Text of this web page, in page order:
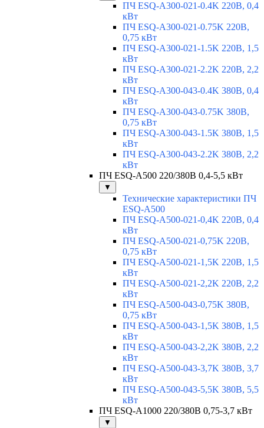
ПЧ ESQ-A300-021-0.4K 220В, 0,4
кВт
ПЧ ESQ-A300-021-0.75K 220В,
0,75 кВт
ПЧ ESQ-A300-021-1.5K 220В, 1,5
кВт
ПЧ ESQ-A300-021-2.2K 220В, 2,2
кВт
ПЧ ESQ-A300-043-0.4K 380В, 0,4
кВт
ПЧ ESQ-A300-043-0.75K 380В,
0,75 кВт
ПЧ ESQ-A300-043-1.5K 380В, 1,5
кВт
ПЧ ESQ-A300-043-2.2K 380В, 2,2
кВт
ПЧ ESQ-A500 220/380В 0,4-5,5 кВт
▼
Технические характеристики ПЧ
ESQ-A500
ПЧ ESQ-A500-021-0,4K 220В, 0,4
кВт
ПЧ ESQ-A500-021-0,75K 220В,
0,75 кВт
ПЧ ESQ-A500-021-1,5K 220В, 1,5
кВт
ПЧ ESQ-A500-021-2,2K 220В, 2,2
кВт
ПЧ ESQ-A500-043-0,75K 380В,
0,75 кВт
ПЧ ESQ-A500-043-1,5K 380В, 1,5
кВт
ПЧ ESQ-A500-043-2,2K 380В, 2,2
кВт
ПЧ ESQ-A500-043-3,7K 380В, 3,7
кВт
ПЧ ESQ-A500-043-5,5K 380В, 5,5
кВт
ПЧ ESQ-A1000 220/380В 0,75-3,7 кВт
▼